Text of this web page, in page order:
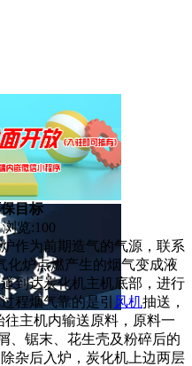
目标
览:100
作为前期造气的气源，联系
化炉点燃产生的烟气变成液
到达炭化机主机底部，进行
程烟气靠的是引 风机抽送，
往主机内输送原料，原料一
、锯末、花生壳及粉碎后的
杂后入炉，炭化机上边两层